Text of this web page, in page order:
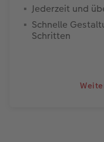
Jederzeit und
Schnelle
Schritten